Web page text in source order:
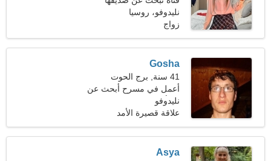
نليدوفو، روسيا
زواج
Gosha
41 سنة, برج الحوت
أعمل في مسرح أبحث عن
امرأة مرحة
نليدوفو
علاقة قصيرة الأمد
Asya